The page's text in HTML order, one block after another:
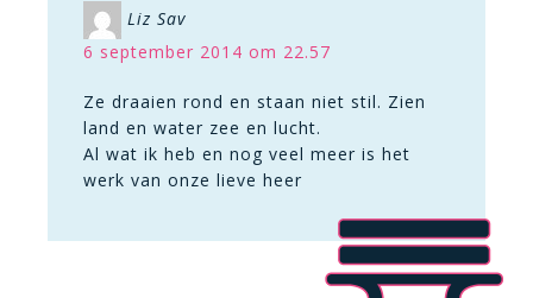
Liz Sav
6 september 2014 om 22.57
Ze draaien rond en staan niet stil. Zien
land en water zee en lucht.
Al wat ik heb en nog veel meer is het
werk van onze lieve heer